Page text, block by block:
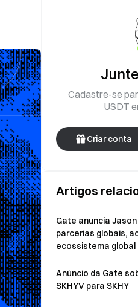
Cadastre-se
USDT
Criar conta
Artigos
Gate anuncia
parcerias globais,
ecossistema global
Anúncio da Gate
SKHYV para SKHY